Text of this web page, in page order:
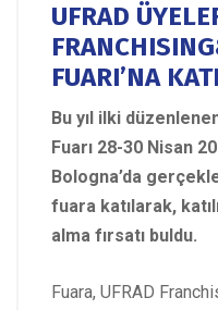
UFRAD
FUARI’NA
Bu yıl ilki
Fuarı 28-30 Nisan
Bologna’da
fuara katılarak,
alma fırsatı buldu.
Fuara, UFRAD